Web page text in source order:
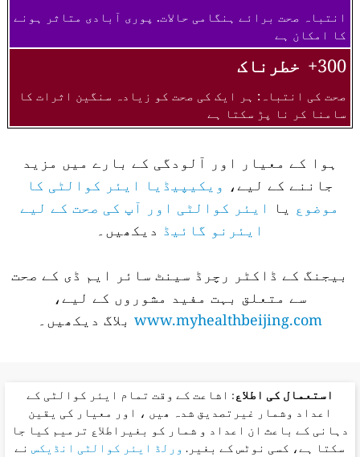
انتباہ صحت برائے ہنگامی حالات. پوری آبادی متاثر ہونے
کا امکان ہے
300+ خطرناک
صحت کی انتباہ: ہر ایک کی صحت کو زیادہ سنگین اثرات کا
سامنا کر نا پڑ سکتا ہے
ہوا کے معیار اور آلودگی کے بارے میں مزید
جاننے کے لیے، ویکیپیڈیا ایئر کوالٹی کا
موضوعیا
ایئر کوالٹی اور آپ کی صحت کے لیے
ایئرنو گائیڈدیکھیں۔
بیجنگ کے ڈاکٹر رچرڈ سینٹ سائر ایم ڈی کے صحت
سے متعلق بہت مفید مشوروں کے لیے،
www.myhealthbeijing.comبلاگ دیکھیں۔
استعمال کی اطلاع: اشاعت کے وقت تمام ایئر کوالٹی کے
اعداد وشمار غیرتصدیق شدہ ھیں ، اور معیار کی یقین
دہانی کے باعث ان اعداد و شمار کو بغیراطلاع ترمیم کیا جا
سکتا ہے، کسی نوٹس کے بغیر.ورلڈ ایئر کوالٹی انڈیکسنے